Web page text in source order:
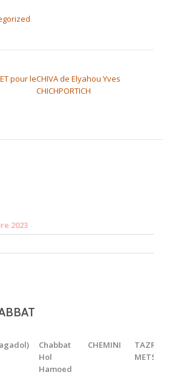
pour leCHIVA de Elyahou Yves
CHICHPORTICH
2023
Chabbat
Hol
Hamoed
CHEMINI
TAZRIA